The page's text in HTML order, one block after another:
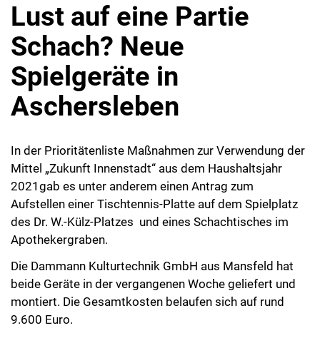
Lust auf eine Partie
Schach? Neue
Spielgeräte in
Aschersleben
In der Prioritätenliste Maßnahmen zur Verwendung der
Mittel „Zukunft Innenstadt“ aus dem Haushaltsjahr
2021gab es unter anderem einen Antrag zum
Aufstellen einer Tischtennis-Platte auf dem Spielplatz
des Dr. W.-Külz-Platzes und eines Schachtisches im
Apothekergraben.
Die Dammann Kulturtechnik GmbH aus Mansfeld hat
beide Geräte in der vergangenen Woche geliefert und
montiert. Die Gesamtkosten belaufen sich auf rund
9.600 Euro.